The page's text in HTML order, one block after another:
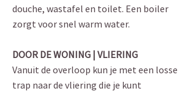
douche, wastafel en toilet. Een boiler
zorgt voor snel warm water.
DOOR DE WONING | VLIERING
Vanuit de overloop kun je met een losse
trap naar de vliering die je kunt